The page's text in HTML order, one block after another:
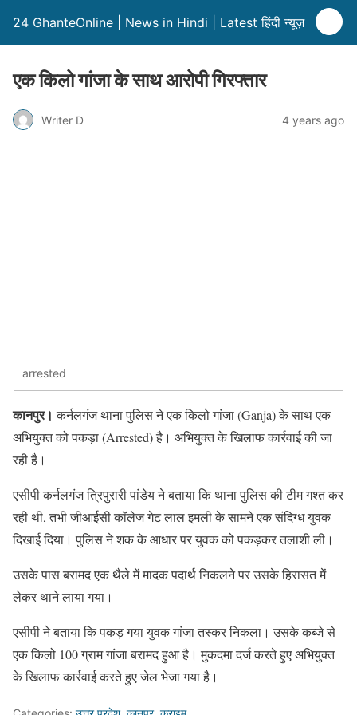
24 GhanteOnline | News in Hindi | Latest हिंदी न्यूज़
एक किलो गांजा के साथ आरोपी गिरफ्तार
Writer D 4 years ago
arrested
कानपुर। कर्नलगंज थाना पुलिस ने एक किलो गांजा (Ganja) के साथ एक
अभियुक्त को पकड़ा (Arrested) है। अभियुक्त के खिलाफ कार्रवाई की जा
रही है।
एसीपी कर्नलगंज त्रिपुरारी पांडेय ने बताया कि थाना पुलिस की टीम गश्त कर
रही थी, तभी जीआईसी कॉलेज गेट लाल इमली के सामने एक संदिग्ध युवक
दिखाई दिया। पुलिस ने शक के आधार पर युवक को पकड़कर तलाशी ली।
उसके पास बरामद एक थैले में मादक पदार्थ निकलने पर उसके हिरासत में
लेकर थाने लाया गया।
एसीपी ने बताया कि पकड़ गया युवक गांजा तस्कर निकला। उसके कब्जे से
एक किलो 100 ग्राम गांजा बरामद हुआ है। मुकदमा दर्ज करते हुए अभियुक्त
के खिलाफ कार्रवाई करते हुए जेल भेजा गया है।